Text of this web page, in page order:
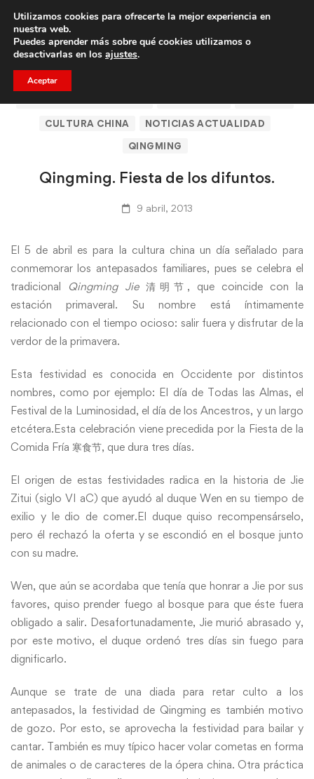
Trae a un amigo y llevaos un total de 75€ de descuento.
CULTURA CHINA
NOTICIAS ACTUALIDAD
QINGMING
Qingming. Fiesta de los difuntos.
9 abril, 2013
El 5 de abril es para la cultura china un día señalado para
conmemorar los antepasados familiares, pues se celebra el
tradicional
Qingming Jie清明节, que coincide con la
estación primaveral. Su nombre está íntimamente
relacionado con el tiempo ocioso: salir fuera y disfrutar de la
verdor de la primavera.
Esta festividad es conocida en Occidente por distintos
nombres, como por ejemplo: El día de Todas las Almas, el
Festival de la Luminosidad, el día de los Ancestros, y un largo
etcétera.Esta celebración viene precedida por la Fiesta de la
Comida Fría 寒食节, que dura tres días.
El origen de estas festividades radica en la historia de Jie
Zitui (siglo VI aC) que ayudó al duque Wen en su tiempo de
exilio y le dio de comer.El duque quiso recompensárselo,
pero él rechazó la oferta y se escondió en el bosque junto
con su madre.
Wen, que aún se acordaba que tenía que honrar a Jie por sus
favores, quiso prender fuego al bosque para que éste fuera
obligado a salir. Desafortunadamente, Jie murió abrasado y,
por este motivo, el duque ordenó tres días sin fuego para
dignificarlo.
Aunque se trate de una diada para retar culto a los
antepasados, la festividad de Qingming es también motivo
de gozo. Por esto, se aprovecha la festividad para bailar y
cantar. También es muy típico hacer volar cometas en forma
de animales o de caracteres de la ópera china. Otra práctica
Utilizamos cookies para ofrecerte la mejor experiencia en
nuestra web.
Puedes aprender más sobre qué cookies utilizamos o
desactivarlas en los ajustes.
Aceptar